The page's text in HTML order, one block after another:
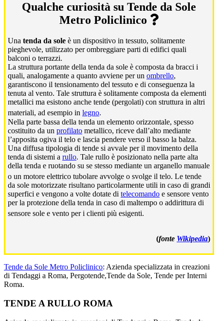
Qualche curiosità su Tende da Sole
Metro Policlinico
Una tenda da sole è un dispositivo in tessuto, solitamente
pieghevole, utilizzato per ombreggiare parti di edifici quali
balconi o terrazzi.
La struttura portante della tenda da sole è composta da bracci i
quali, analogamente a quanto avviene per un ombrello,
garantiscono il tensionamento del tessuto e di conseguenza la
tenuta al vento. Tale struttura è solitamente composta da elementi
metallici ma esistono anche tende (pergolati) con struttura in altri
materiali, ad esempio in legno.
Nella parte bassa della tenda un elemento orizzontale, spesso
costituito da un profilato metallico, riceve dall’alto mediante
l’apposita ogiva il telo e lascia pendere verso il basso la balza.
Una diffusa tipologia di tende si avvale per il movimento della
tenda di sistemi a rullo. Tale rullo è posizionato nella parte alta
della tenda e ruotando su se stesso mediante un arganello manuale
o un motore elettrico tubolare avvolge o svolge il telo. Le tende
da sole motorizzate risultano particolarmente utili in caso di grandi
superfici e vengono a volte dotate di telecomando e sensore vento
per la protezione della tenda in caso di maltempo o addirittura di
sensore sole e vento per i clienti più esigenti.
(fonte Wikipedia)
Tende da Sole Metro Policlinico: Azienda specializzata in creazioni
di Tendaggi a Roma, Pergotende,Tende da Sole, Tende per Interni
Roma.
Footer
TENDE A RULLO ROMA